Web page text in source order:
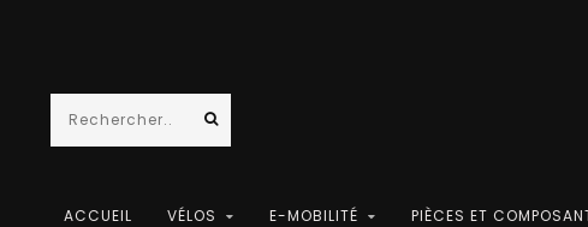
ACCUEIL VÉLOS E-MOBILITÉ PIÈCES ET